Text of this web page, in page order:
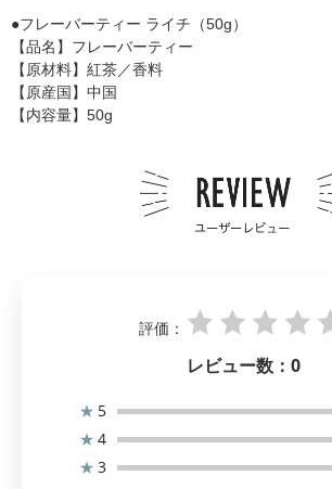
●フレーバーティー ライチ（50g）
【品名】フレーバーティー
【原材料】紅茶／香料
【原産国】中国
【内容量】50g
評価：
レビュー数： 0
★ 5
★ 4
★ 3